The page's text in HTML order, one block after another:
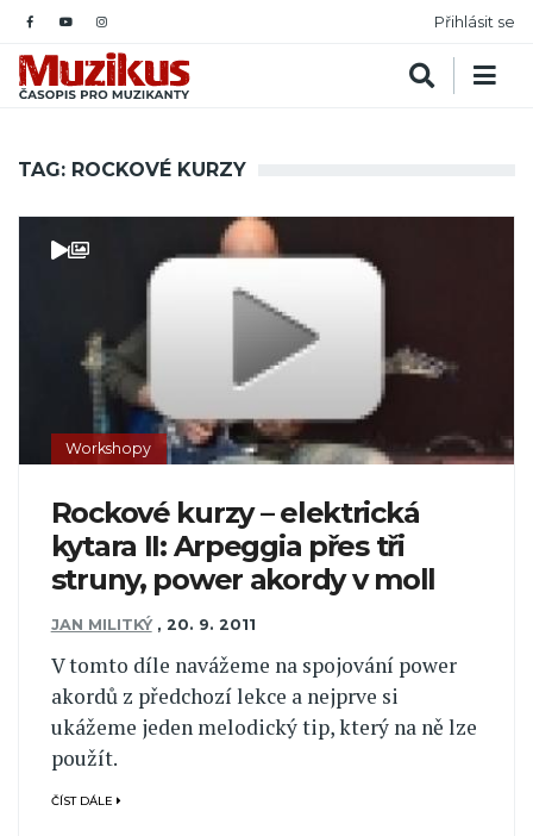
Přihlásit se
TAG: ROCKOVÉ KURZY
Workshopy
Rockové kurzy – elektrická
kytara II: Arpeggia přes tři
struny, power akordy v moll
JAN MILITKÝ , 20. 9. 2011
V tomto díle navážeme na spojování power
akordů z předchozí lekce a nejprve si
ukážeme jeden melodický tip, který na ně lze
použít.
ČÍST DÁLE